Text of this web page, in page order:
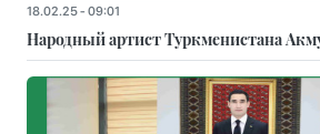
18.02.25 - 09:01
Народный артист Туркменистана